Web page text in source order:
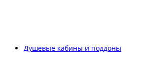
Душевые кабины и поддоны